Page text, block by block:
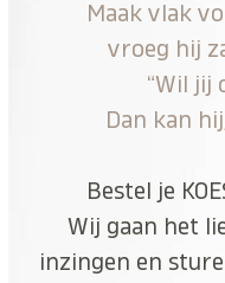
Maak vlak
vroeg hij
“Wil jij
Dan kan
Bestel je
Wij gaan het
inzingen en